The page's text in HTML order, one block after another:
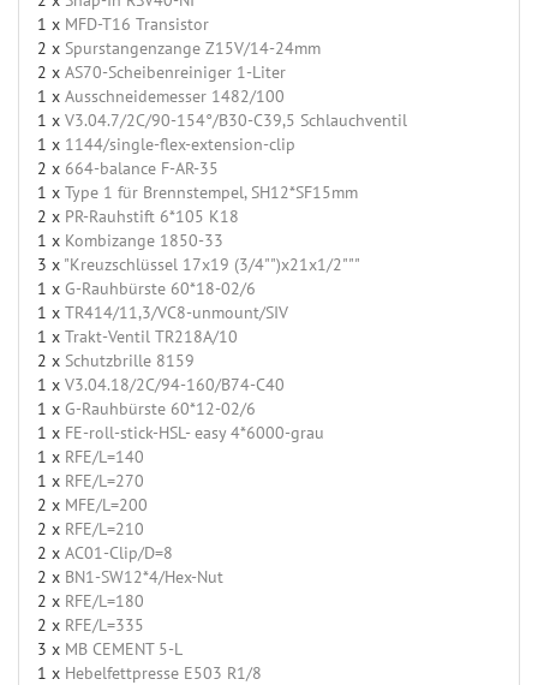
1 x MFD-T16 Transistor
2 x Spurstangenzange Z15V/14-24mm
2 x AS70-Scheibenreiniger 1-Liter
1 x Ausschneidemesser 1482/100
1 x V3.04.7/2C/90-154°/B30-C39,5 Schlauchventil
1 x 1144/single-flex-extension-clip
2 x 664-balance F-AR-35
1 x Type 1 für Brennstempel, SH12*SF15mm
2 x PR-Rauhstift 6*105 K18
1 x Kombizange 1850-33
3 x "Kreuzschlüssel 17x19 (3/4"")x21x1/2"""
1 x G-Rauhbürste 60*18-02/6
1 x TR414/11,3/VC8-unmount/SIV
1 x Trakt-Ventil TR218A/10
2 x Schutzbrille 8159
1 x V3.04.18/2C/94-160/B74-C40
1 x G-Rauhbürste 60*12-02/6
1 x FE-roll-stick-HSL- easy 4*6000-grau
1 x RFE/L=140
1 x RFE/L=270
2 x MFE/L=200
2 x RFE/L=210
2 x AC01-Clip/D=8
2 x BN1-SW12*4/Hex-Nut
2 x RFE/L=180
2 x RFE/L=335
3 x MB CEMENT 5-L
1 x Hebelfettpresse E503 R1/8